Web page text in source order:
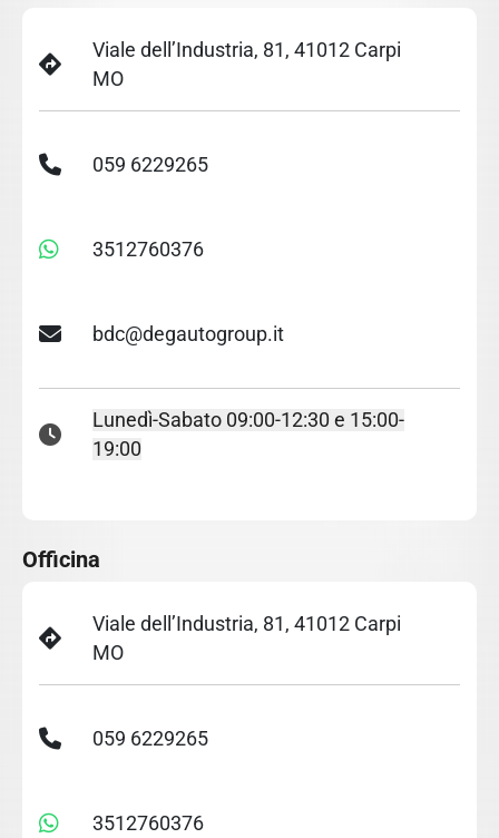
Viale dell’Industria, 81, 41012 Carpi
MO
059 6229265
3512760376
bdc@degautogroup.it
Lunedì-Sabato 09:00-12:30 e 15:00-
19:00
Officina
Viale dell’Industria, 81, 41012 Carpi
MO
059 6229265
3512760376